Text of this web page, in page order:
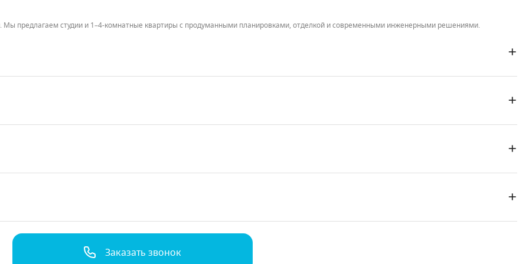
Мы предлагаем студии и 1–4-комнатные квартиры с продуманными планировками, отделкой и современными инженерными решениями.
Заказать звонок